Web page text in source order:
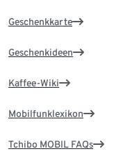
Geschenkkarte
Geschenkideen
Kaffee-Wiki
Mobilfunklexikon
Tchibo MOBIL FAQs